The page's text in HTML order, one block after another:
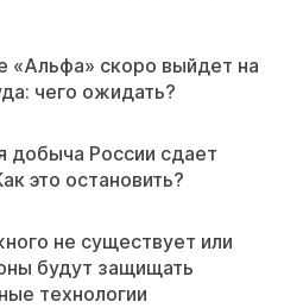
«Альфа» скоро выйдет на
чего ожидать?
добыча России сдает
это остановить?
не существует или
будут защищать
технологии